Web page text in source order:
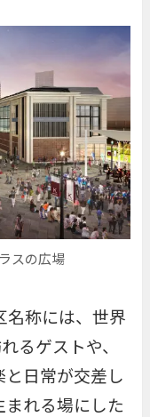
スの広場
名称には、世界
るゲストや、
日常が交差し
れる場にした